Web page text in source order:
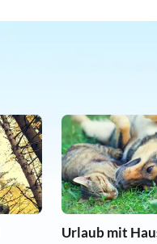
Urlaub mit